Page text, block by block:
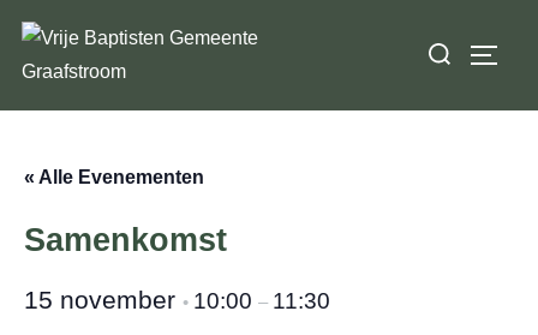
inhoud
Zoek
« Alle Evenementen
Samenkomst
15 november • 10:00 – 11:30